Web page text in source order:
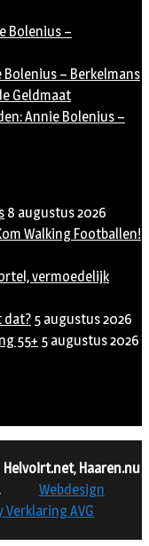
Bolenius –
Bolenius – Berkelmans
Geldmaat
Annie Bolenius –
8 augustus 2026
Walking Footballen!
vermoedelijk
dat? 5 augustus 2026
55+ 5 augustus 2026
Helvoirt.net, Haaren.nu
Webdesign
Verklaring AVG